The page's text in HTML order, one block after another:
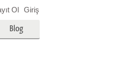
Blog
Ol Giriş